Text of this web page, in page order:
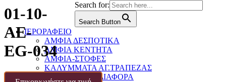
Search for:
Search Button
ΙΕΡΟΡΑΦΕΙΟ
ΑΜΦΙΑ ΔΕΣΠΟΤΙΚΑ
ΑΜΦΙΑ ΚΕΝΤΗΤΑ
ΑΜΦΙΑ-ΣΤΟΦΕΣ
ΚΑΛΥΜΜΑΤΑ ΑΓ.ΤΡΑΠΕΖΑΣ
ΚΑΛΥΜΜΑΤΑ ΔΙΑΦΟΡΑ
01-10-
AE-
EG-034